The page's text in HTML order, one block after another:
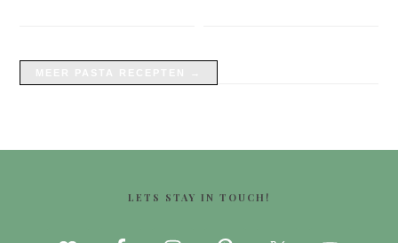
LETS STAY IN TOUCH!